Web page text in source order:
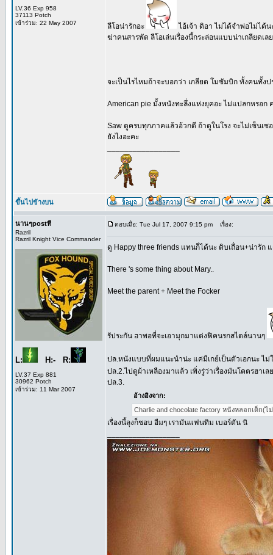
LV.36 Exp 958
37113 Potch
เข้าร่วม: 22 May 2007
ลีโอน่ารักอะ
ไอ้เจ้า ดิอา ไม่ได้จำพ่อไม่ได้
ฆ่าคนสารพัด ลีโอเล่นเรื่องนี้กระล่อนแบบน่าเกลียดเ
จะเป็นไรไหมถ้าจะบอกว่า เกลียด โมซัมบิก ทั้งคนทั้ง
American pie มั้งหนังทะลึ่งแห่งยุคอะ ไม่แปลกหรอก
Saw ดูครบทุกภาคแล้วอ้วกดี ถ้าดูในโรง จะไม่เซ็นเ
ยังไงอะคะ
ขึ้นไปข้างบน
นานๆpostที
Razril
Razril Knight Vice Commander
L: H:- R:
LV.37 Exp 881
30962 Potch
เข้าร่วม: 11 Mar 2007
ตอบเมื่อ: Tue Jul 17, 2007 9:15 pm เรื่อง:
ดู Happy three friends แทนก็ได้นะ ดิบเถื่อน+น่ารัก
There 's some thing about Mary..
Meet the parent + Meet the Focker
รัประกัน ฮาพอที่จะเอามุกมาแต่งฟิคนรกสไตล์นานๆ
ปล.หนังแบบที่ผมแนะนำน่ะ แค่มีเกย์เป็นตัวเอกนะ ไ
ปล.2.ไปดูผ้าเหลืองมาแล้ว เพิ่งรู่ว่าเรื่องมันโคตรฮา
ปล.3.
อ้างอิงจาก:
Charlie and chocolate factory หนังหลอกเด็ก(
เรื่องนี้ลุงก็ชอบ อืมๆ เรามันแฟนทิม เบอร์ตัน นิ